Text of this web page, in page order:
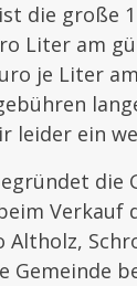
die große
Liter am
je Liter
leider ein
die
Verkauf
Altholz,
Gemeinde